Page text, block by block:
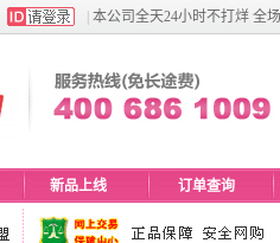
本公司全天24小时不打烊 全
新品上线 订单查询